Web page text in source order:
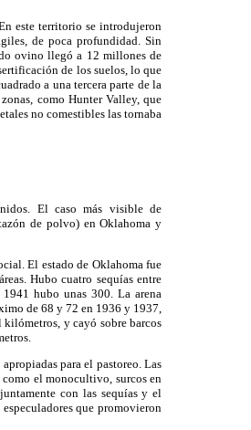
este territorio se introdujeron
de poca profundidad. Sin
ovino llegó a 12 millones de
de los suelos, lo que
a una tercera parte de la
como Hunter Valley, que
no comestibles las tornaba
El caso más visible de
de polvo) en Oklahoma y
El estado de Oklahoma fue
Hubo cuatro sequías entre
hubo unas 300. La arena
de 68 y 72 en 1936 y 1937,
kilómetros, y cayó sobre barcos
para el pastoreo. Las
como el monocultivo, surcos en
con las sequías y el
que promovieron